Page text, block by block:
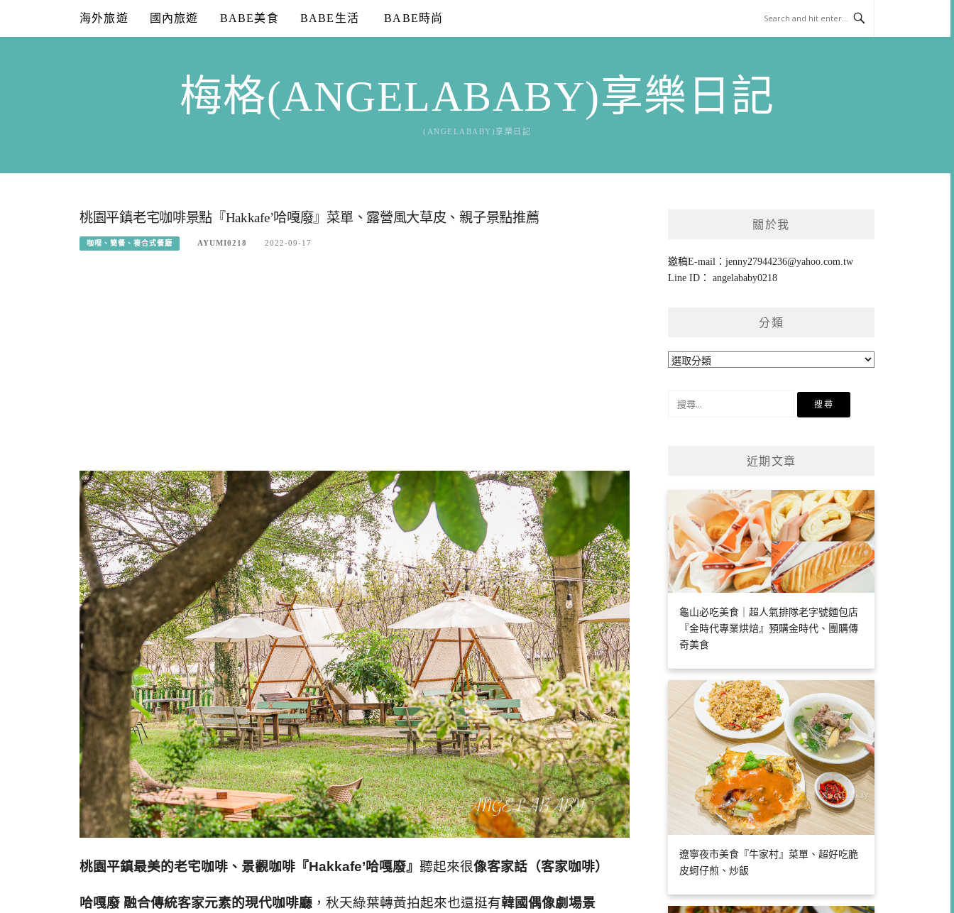
content
海外旅遊 國內旅遊 BABE美食 BABE生活 BABE時尚
梅格(ANGELABABY)享樂日記
(ANGELABABY)享樂日記
桃園平鎮老宅咖啡景點『Hakkafe’哈嘎廢』菜單、露營風大草皮、親子景點推薦
咖哩、簡餐、複合式餐廳 AYUMI0218 2022-09-17
桃園平鎮最美的老宅咖啡、景觀咖啡『Hakkafe’哈嘎廢』 聽起來很像客家話（客家咖啡）
哈嘎廢 融合傳統客家元素的現代咖啡廳 ，秋天綠葉轉黃拍起來也還挺有韓國偶像劇場景
關於我
邀稿E-mail：jenny27944236@yahoo.com.tw
Line ID： angelababy0218
分類
分
近期文章
龜山必吃美食｜超人氣排隊老字號麵包店
『金時代專業烘焙』預購金時代、團購傳
奇美食
遼寧夜市美食『牛家村』菜單、超好吃脆
皮蚵仔煎、炒飯